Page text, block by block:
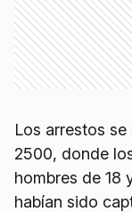
Los arrestos
2500, donde
hombres de 18
habían sido